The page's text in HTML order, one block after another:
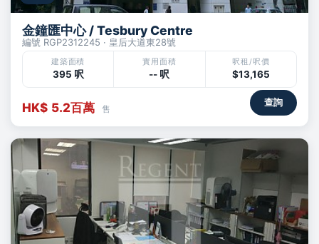
金鐘匯中心 / Tesbury Centre
編號 RGP2312245 · 皇后大道東28號
建築面積
395 呎
實用面積
-- 呎
呎租/呎價
$13,165
HK$ 5.2百萬 售
查詢